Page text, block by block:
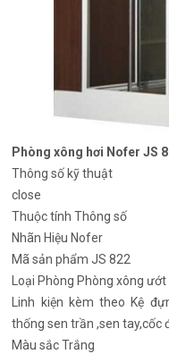
Phòng xông hơi Nofer JS
Thông số kỹ thuật
close
Thuộc tính Thông số
Nhãn Hiệu Nofer
Mã sản phẩm JS 822
Loại Phòng Phòng xông ướt
Linh kiện kèm theo Kệ
thống sen trần ,sen tay,cốc
Màu sắc Trắng